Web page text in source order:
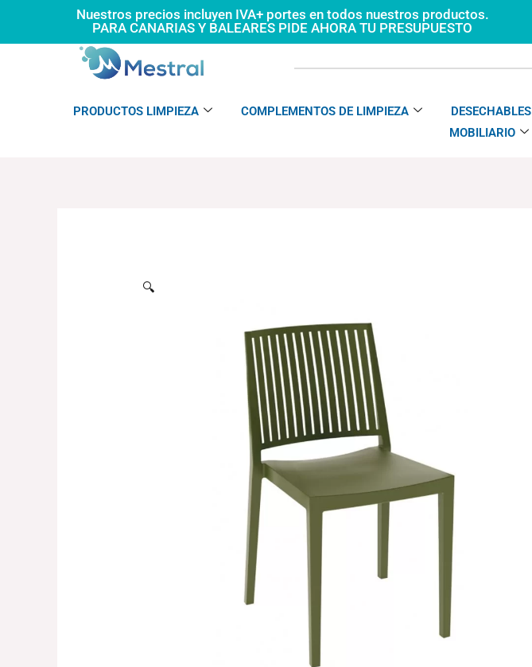
Nuestros precios incluyen IVA+ portes en todos nuestros productos.
PARA CANARIAS Y BALEARES PIDE AHORA TU PRESUPUESTO
PRODUCTOS LIMPIEZA COMPLEMENTOS DE LIMPIEZA DESECHABLES
MOBILIARIO
🔍